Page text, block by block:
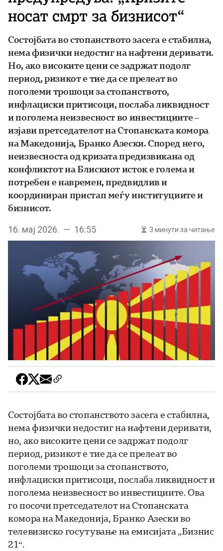
носат смрт за бизнисот“
Состојбата во стопанството засега е стабилна,
нема физички недостиг на нафтени деривати.
Но, ако високите цени се задржат подолг
период, ризикот е тие да се прелеат во
поголеми трошоци за стопанството,
инфлациски притисоци, послаба ликвидност
и поголема неизвесност во инвестициите –
изјави претседателот на Стопанската комора
на Македонија, Бранко Азески. Според него,
неизвесноста од кризата предизвикана од
конфликтот на Блискиот исток е голема и
потребен е навремен, предвидлив и
координиран пристап меѓу институциите и
бизнисот.
16. мај 2026. — 16:55 3 минути за читање
Состојбата во стопанството засега е стабилна,
нема физички недостиг на нафтени деривати,
но, ако високите цени се задржат подолг
период, ризикот е тие да се прелеат во
поголеми трошоци за стопанството,
инфлациски притисоци, послаба ликвидност и
поголема неизвесност во инвестициите. Ова
го посочи претседателот на Стопанската
комора на Македонија, Бранко Азески во
телевизиско госутување на емисијата „Бизнис
21“.